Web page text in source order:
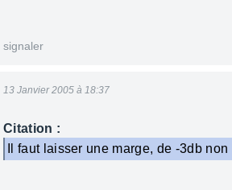
signaler
13 Janvier 2005 à 18:37
Citation :
Il faut laisser une marge, de -3db non